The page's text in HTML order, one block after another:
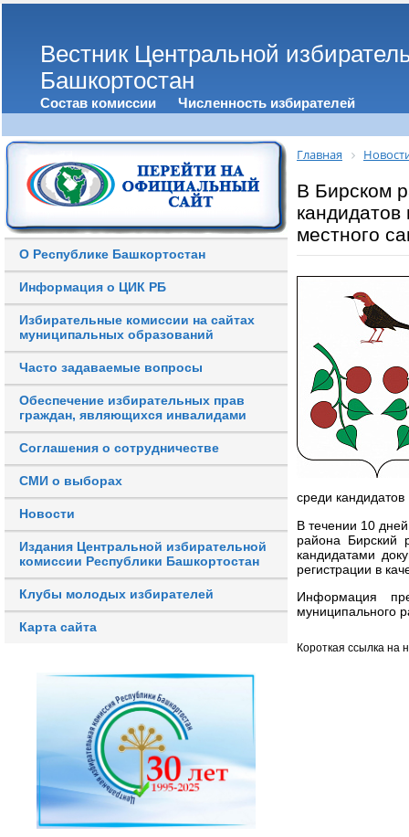
Вестник Центральной
Башкортостан
Состав комиссии Численность избирателей
О Республике Башкортостан
Информация о ЦИК РБ
Избирательные комиссии на сайтах
муниципальных образований
Часто задаваемые вопросы
Обеспечение избирательных прав
граждан, являющихся инвалидами
Соглашения о сотрудничестве
СМИ о выборах
Новости
Издания Центральной избирательной
комиссии Республики Башкортостан
Клубы молодых избирателей
Карта сайта
Главная
В Бирском
кандидатов
местного
среди
В течении 10
района Бирский
кандидатами
регистрации в
Информация
муниципального
Короткая ссылка на